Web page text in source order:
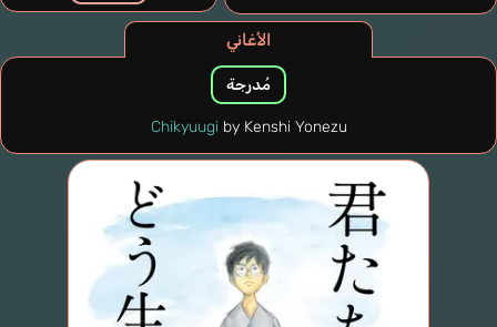
الأغاني
مُدرجة
Chikyuugi by Kenshi Yonezu